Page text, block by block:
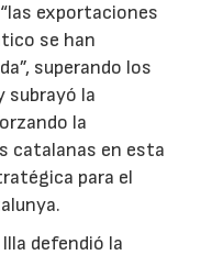
exportaciones
se han
superando los
subrayó la
la
catalanas en esta
para el
defendió la